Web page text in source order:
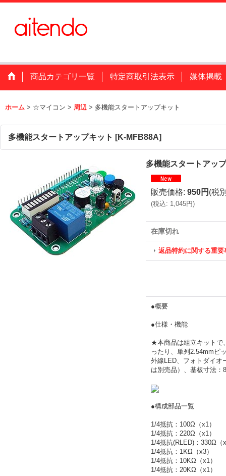
商品カテゴリ一覧 特定商取引法表示 媒体掲載
ホーム > ☆マイコン > 周辺 > 多機能スタートアップキット
多機能スタートアップキット [K-MFB88A]
多機能スタートアッ
販売価格: 950円 (税
(税込: 1,045円)
在庫切れ
返品特約に関する重要
●概要
●仕様・機能
★本商品は組立キットで
ったり、単列2.54mmピ
外線LED、フォトダイオ
は別売品）、基板寸法：
●構成部品一覧
1/4抵抗：100Ω（x1）
1/4抵抗：220Ω（x1）
1/4抵抗(RLED)：330Ω（
1/4抵抗：1KΩ（x3）
1/4抵抗：10KΩ（x1）
1/4抵抗：20KΩ（x1）